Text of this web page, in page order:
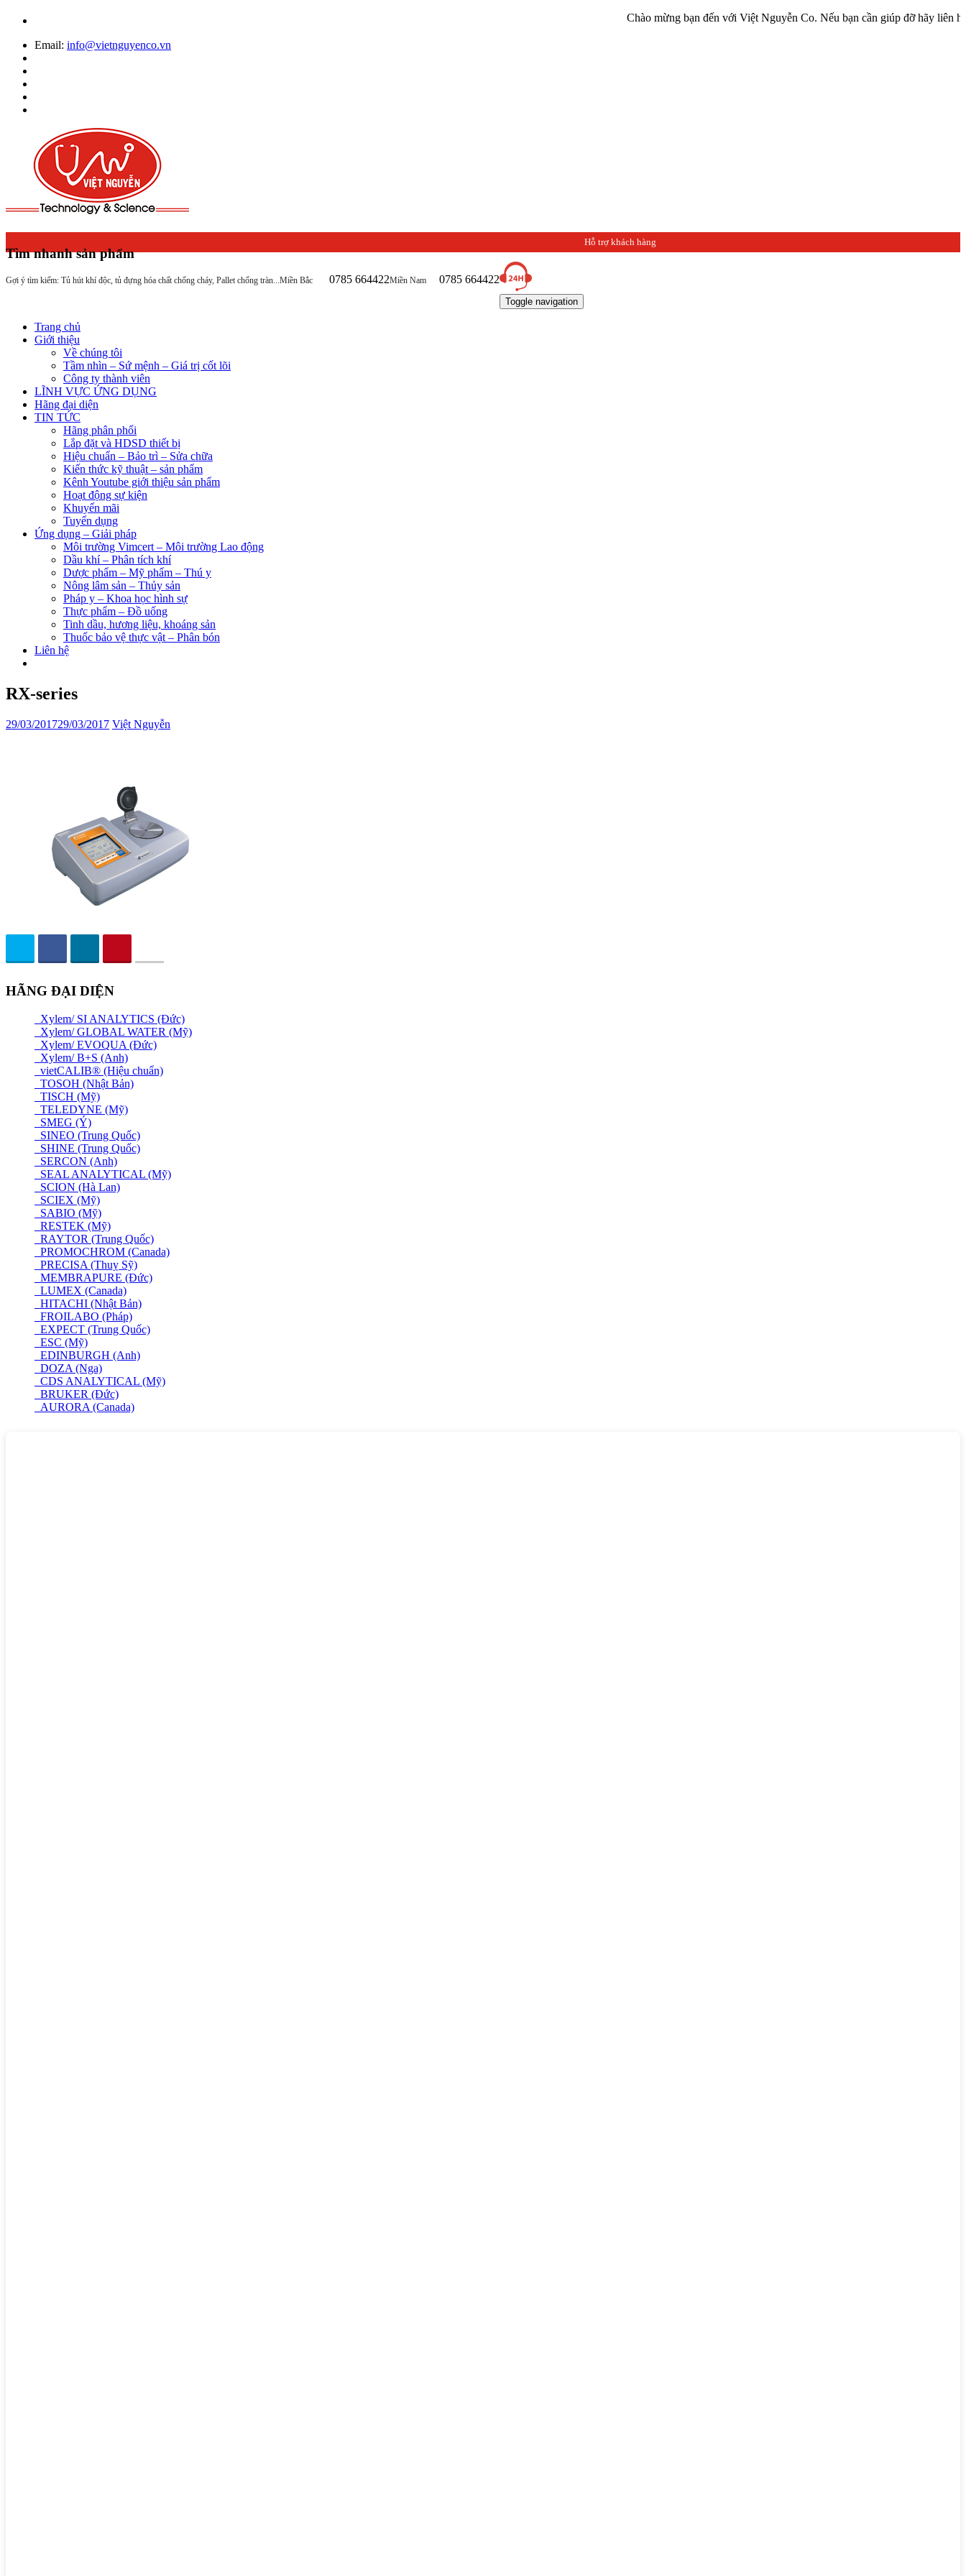
Chào mừng bạn đến với Việt Nguyễn Co. Nếu bạn cần giúp đỡ hãy liên hệ với
Email: info@vietnguyenco.vn
Tìm nhanh sản phẩm
Gợi ý tìm kiếm: Tủ hút khí độc, tủ đựng hóa chất chống cháy, Pallet chống tràn...
Hỗ trợ khách hàng
Miền Bắc 0785 664422Miền Nam 0785 664422
Toggle navigation
Trang chủ
Giới thiệu
Về chúng tôi
Tầm nhìn – Sứ mệnh – Giá trị cốt lõi
Công ty thành viên
LĨNH VỰC ỨNG DỤNG
Hãng đại diện
TIN TỨC
Hãng phân phối
Lắp đặt và HDSD thiết bị
Hiệu chuẩn – Bảo trì – Sửa chữa
Kiến thức kỹ thuật – sản phẩm
Kênh Youtube giới thiệu sản phẩm
Hoạt động sự kiện
Khuyến mãi
Tuyển dụng
Ứng dụng – Giải pháp
Môi trường Vimcert – Môi trường Lao động
Dầu khí – Phân tích khí
Dược phẩm – Mỹ phẩm – Thú y
Nông lâm sản – Thủy sản
Pháp y – Khoa học hình sự
Thực phẩm – Đồ uống
Tinh dầu, hương liệu, khoáng sản
Thuốc bảo vệ thực vật – Phân bón
Liên hệ
RX-series
29/03/201729/03/2017 Việt Nguyễn
HÃNG ĐẠI DIỆN
Xylem/ SI ANALYTICS (Đức)
Xylem/ GLOBAL WATER (Mỹ)
Xylem/ EVOQUA (Đức)
Xylem/ B+S (Anh)
vietCALIB® (Hiệu chuẩn)
TOSOH (Nhật Bản)
TISCH (Mỹ)
TELEDYNE (Mỹ)
SMEG (Ý)
SINEO (Trung Quốc)
SHINE (Trung Quốc)
SERCON (Anh)
SEAL ANALYTICAL (Mỹ)
SCION (Hà Lan)
SCIEX (Mỹ)
SABIO (Mỹ)
RESTEK (Mỹ)
RAYTOR (Trung Quốc)
PROMOCHROM (Canada)
PRECISA (Thuỵ Sỹ)
MEMBRAPURE (Đức)
LUMEX (Canada)
HITACHI (Nhật Bản)
FROILABO (Pháp)
EXPECT (Trung Quốc)
ESC (Mỹ)
EDINBURGH (Anh)
DOZA (Nga)
CDS ANALYTICAL (Mỹ)
BRUKER (Đức)
AURORA (Canada)